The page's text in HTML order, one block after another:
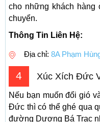
cho những khách
chuyển.
Thông Tin Liên Hệ:
Địa chỉ: 8A Phạm
4 Xúc Xích Đức
Nếu bạn muốn đổi gió
Đức thì có thể ghé qua
đường Dương Bá Trạc